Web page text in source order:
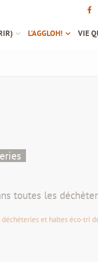
L'AGGLOH! VIE
toutes les
et haltes éco-tri